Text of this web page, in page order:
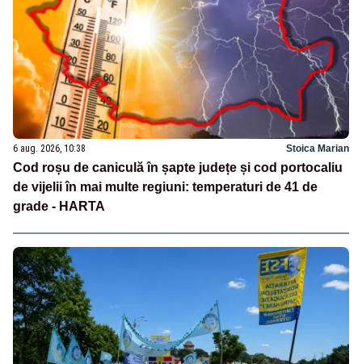
6 aug. 2026, 10:38 Stoica Marian
Cod roșu de caniculă în șapte județe și cod portocaliu
de vijelii în mai multe regiuni: temperaturi de 41 de
grade - HARTA